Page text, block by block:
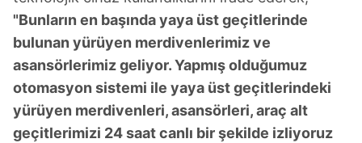
"Bunların en başında yaya üst geçitlerinde
bulunan yürüyen merdivenlerimiz ve
asansörlerimiz geliyor. Yapmış olduğumuz
otomasyon sistemi ile yaya üst geçitlerindeki
yürüyen merdivenleri, asansörleri, araç alt
geçitlerimizi 24 saat canlı bir şekilde izliyoruz